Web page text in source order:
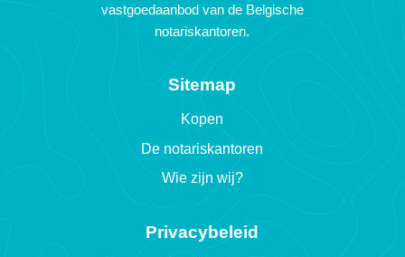
vastgoedaanbod van de Belgische
notariskantoren.
Sitemap
Kopen
De notariskantoren
Wie zijn wij?
Privacybeleid